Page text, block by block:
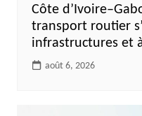
Côte
transport routier
infrastructures et
août 6, 2026